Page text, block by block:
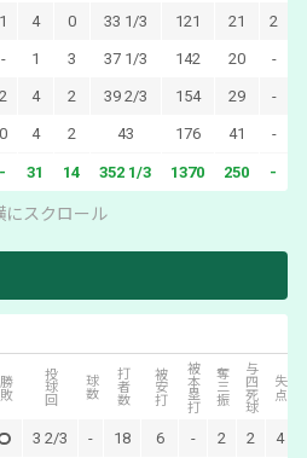
1 4 0 33 1/3 121 21 2
- 1 3 37 1/3 142 20 -
2 4 2 39 2/3 154 29 -
0 4 2 43 176 41 -
- 31 14 352 1/3 1370 250 -
にスクロール
勝敗 投球回 球数 打者数 被安打 被本塁打 奪三振 与四死球 失点
3 2/3 - 18 6 - 2 2 4